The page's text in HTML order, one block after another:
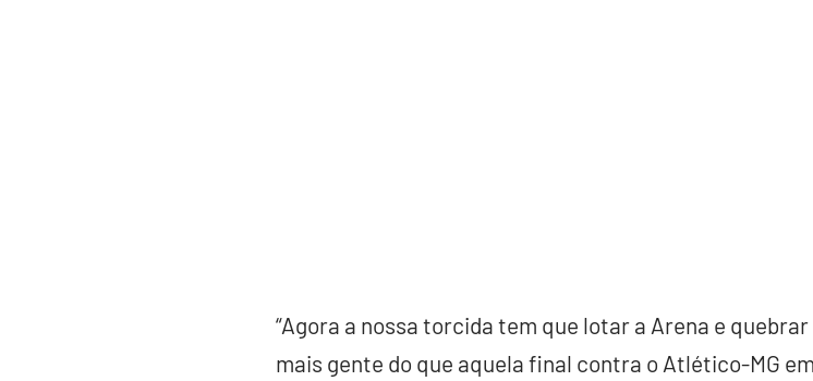
“Agora a nossa torcida tem que lotar a Arena e
mais gente do que aquela final contra o Atlético-MG